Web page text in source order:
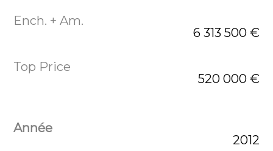
6 313 500 €
520 000 €
2012